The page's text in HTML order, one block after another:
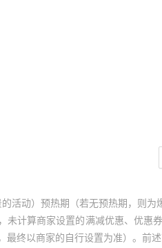
活动）预热期（若无预热期，则
计算商家设置的满减优惠、优
终以商家的自行设置为准）。前